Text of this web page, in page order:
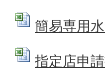
簡易専用
指定店申